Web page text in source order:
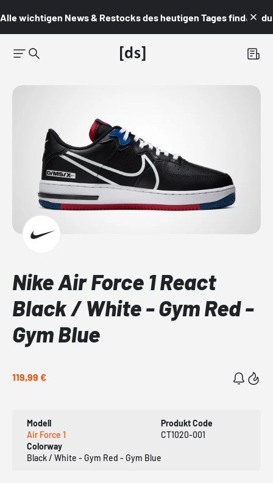
Alle wichtigen News & Restocks des heutigen Tages findest du
Nike Air Force 1 React
Black / White - Gym Red -
Gym Blue
119,99 €
Modell
Air Force 1
Produkt Code
CT1020-001
Colorway
Black / White - Gym Red - Gym Blue